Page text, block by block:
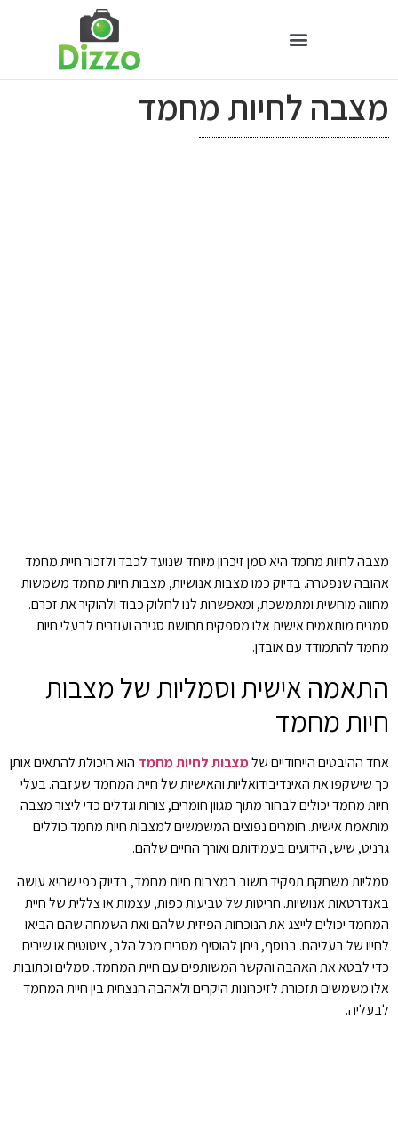
מצבה לחיות מחמד
מצבה לחיות מחמד היא סמן זיכרון מיוחד שנועד לכבד ולזכור חיית מחמד
אהובה שנפטרה. בדיוק כמו מצבות אנושיות, מצבות חיות מחמד משמשות
מחווה מוחשית ומתמשכת, ומאפשרות לנו לחלוק כבוד ולהוקיר את זכרם.
סמנים מותאמים אישית אלו מספקים תחושת סגירה ועוזרים לבעלי חיות
מחמד להתמודד עם אובדן.
התאמה אישית וסמליות של מצבות
חיות מחמד
אחד ההיבטים הייחודיים שלמצבות לחיות מחמד הוא היכולת להתאים אותן
כך שישקפו את האינדיבידואליות והאישיות של חיית המחמד שעזבה. בעלי
חיות מחמד יכולים לבחור מתוך מגוון חומרים, צורות וגדלים כדי ליצור מצבה
מותאמת אישית. חומרים נפוצים המשמשים למצבות חיות מחמד כוללים
גרניט, שיש, הידועים בעמידותם ואורך החיים שלהם.
סמליות משחקת תפקיד חשוב במצבות חיות מחמד, בדיוק כפי שהיא עושה
באנדרטאות אנושיות. חריטות של טביעות כפות, עצמות או צללית של חיית
המחמד יכולים לייצג את הנוכחות הפיזית שלהם ואת השמחה שהם הביאו
לחייו של בעליהם. בנוסף, ניתן להוסיף מסרים מכל הלב, ציטוטים או שירים
כדי לבטא את האהבה והקשר המשותפים עם חיית המחמד. סמלים וכתובות
אלו משמשים תזכורת לזיכרונות היקרים ולאהבה הנצחית בין חיית המחמד
לבעליה.